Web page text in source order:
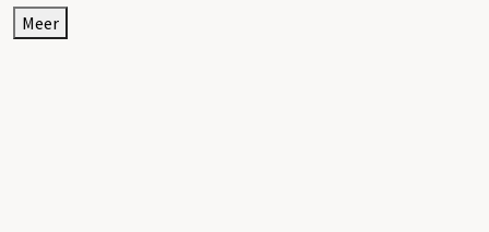
Meer